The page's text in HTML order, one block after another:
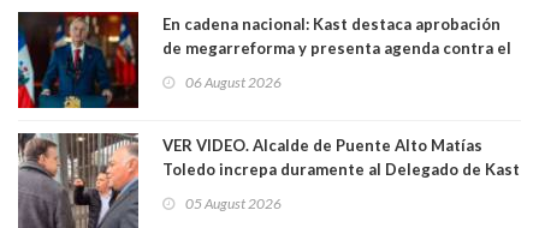
En cadena nacional: Kast destaca aprobación
de megarreforma y presenta agenda contra el
06 August 2026
VER VIDEO. Alcalde de Puente Alto Matías
Toledo increpa duramente al Delegado de Kast
delegado nuevamente arrancando"
05 August 2026